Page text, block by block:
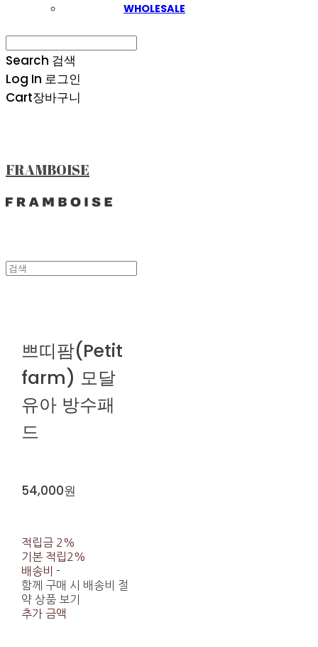
WHOLESALE
Search 검색
Log In 로그인
Cart장바구니
FRAMBOISE
쁘띠팜(Petit
farm) 모달
유아 방수패
드
54,000원
적립금 2%
기본 적립2%
배송비 -
함께 구매 시 배송비 절
약 상품 보기
추가 금액